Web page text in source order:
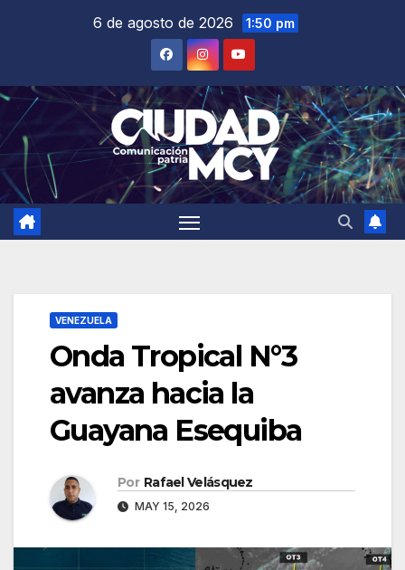
6 de agosto de 2026 1:50 pm
VENEZUELA
Onda Tropical N°3
avanza hacia la
Guayana Esequiba
Por Rafael Velásquez
MAY 15, 2026